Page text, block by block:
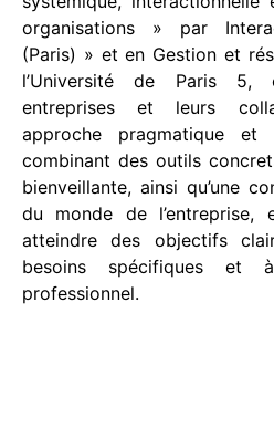
organisations » par
(Paris) » et en Gestion et
l’Université de Paris 5,
entreprises et leurs
approche pragmatique et
combinant des outils
bienveillante, ainsi qu’une
du monde de
atteindre des objectifs
besoins spécifiques et
professionnel.